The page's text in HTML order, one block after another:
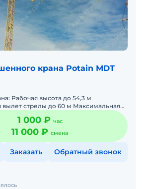
крана Potain MDT
Рабочая высота до 54,3 м
стрелы до 60 м Максимальная
8 т Максимальная
на вылете стрелы
1 000 ₽ час
11 000 ₽ смена
Заказать Обратный звонок